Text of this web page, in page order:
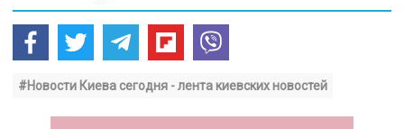
#Новости Киева сегодня - лента киевских новостей